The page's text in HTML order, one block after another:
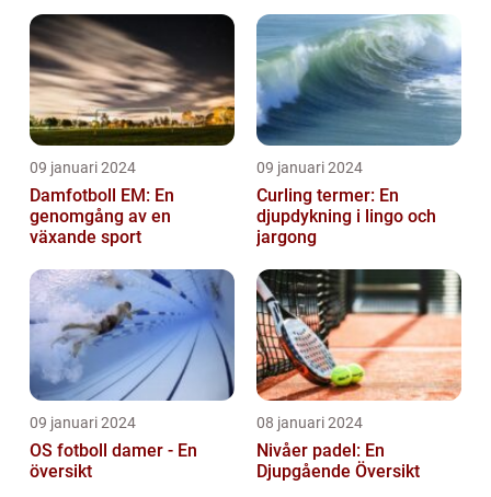
09 januari 2024
Damfotboll EM: En
genomgång av en
växande sport
09 januari 2024
Curling termer: En
djupdykning i lingo och
jargong
09 januari 2024
OS fotboll damer - En
översikt
08 januari 2024
Nivåer padel: En
Djupgående Översikt